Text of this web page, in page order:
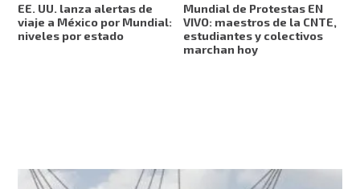
EE. UU. lanza alertas de
viaje a México por Mundial:
niveles por estado
Mundial de Protestas EN
VIVO: maestros de la CNTE,
estudiantes y colectivos
marchan hoy